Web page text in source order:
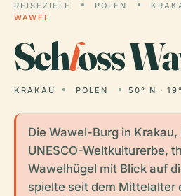
REISEZIELE POLEN
WAWEL
Schloss
KRAKAU POLEN 50° N ·
Die Wawel-Burg in Krakau,
UNESCO-Weltkulturerbe,
Wawelhügel mit Blick auf
spielte seit dem Mittelalter